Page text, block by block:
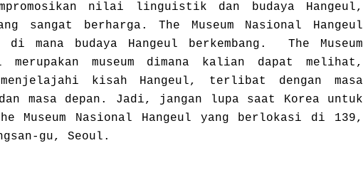
nilai linguistik dan budaya Hangeul,
sangat berharga. The Museum Nasional Hangeul
di mana budaya Hangeul berkembang. The Museum
merupakan museum dimana kalian dapat melihat,
menjelajahi kisah Hangeul, terlibat dengan masa
masa depan. Jadi, jangan lupa saat Korea untuk
Museum Nasional Hangeul yang berlokasi di 139,
gu, Seoul.